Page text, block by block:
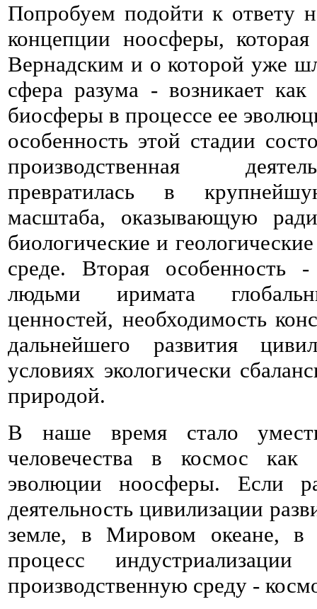
Попробуем подойти к ответу
концепции ноосферы,
Вернадским и о которой уже
сфера разума - возникает
биосферы в процессе ее
особенность этой стадии
производственная
превратилась в
масштаба, оказывающую
биологические и
среде. Вторая особенность -
людьми иримата
ценностей, необходимость
дальнейшего развития
условиях экологически
природой.
В наше время стало
человечества в космос как
эволюции ноосферы. Если
деятельность цивилизации
земле, в Мировом океане, в
процесс индустриализации
производственную среду -